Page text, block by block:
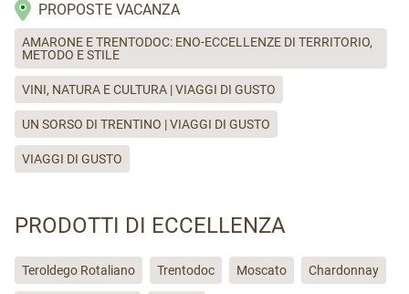
PROPOSTE VACANZA
AMARONE E TRENTODOC: ENO-ECCELLENZE DI TERRITORIO,
METODO E STILE
VINI, NATURA E CULTURA | VIAGGI DI GUSTO
UN SORSO DI TRENTINO | VIAGGI DI GUSTO
VIAGGI DI GUSTO
PRODOTTI DI ECCELLENZA
Teroldego Rotaliano Trentodoc Moscato Chardonnay